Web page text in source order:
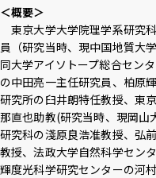
＜概要＞
東京大学大学院理学系研究
員（研究当時、現中国地質大
同大学アイソトープ総合セン
の中田亮一主任研究員、柏原
研究所の臼井朗特任教授、東
那直也助教(研究当時、現岡山
研究科の淺原良浩准教授、弘
教授、法政大学自然科学セン
輝度光科学研究センターの河